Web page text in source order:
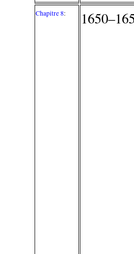
Chapitre 8: